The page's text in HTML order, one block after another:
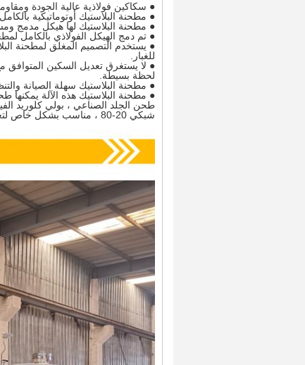
● سكاكين فولاذية عالية الجودة
● مطحنة البلاستيك أوتوماتيكية
● مطحنة البلاستيك لها هيكل مدمج
● تم دمج الهيكل الفولاذي بالكامل
● يستخدم التصميم المغلق لمطحنة
للغبار.
● لا يستغرق تعديل السكين المتوافق
لحظة بسيطة.
● مطحنة البلاستيك سهلة الصيانة
● مطحنة البلاستيك هذه الآلة يمكنها
طحن الجلد الصناعي ، بولي كلوريد
شبكي 20-80 ، مناسب بشكل خاص لتعديل البلاستيك.